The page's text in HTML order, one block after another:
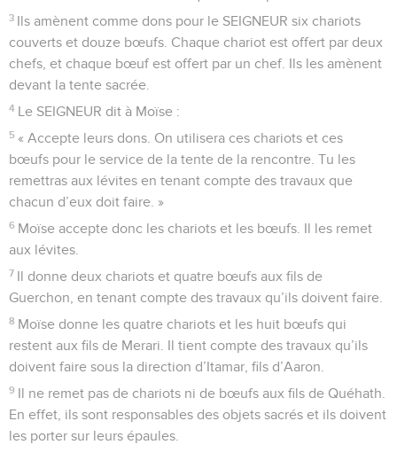
3 Ils amènent comme dons pour le SEIGNEUR six chariots
couverts et douze bœufs. Chaque chariot est offert par deux
chefs, et chaque bœuf est offert par un chef. Ils les amènent
devant la tente sacrée.
4 Le SEIGNEUR dit à Moïse :
5 « Accepte leurs dons. On utilisera ces chariots et ces
bœufs pour le service de la tente de la rencontre. Tu les
remettras aux lévites en tenant compte des travaux que
chacun d’eux doit faire. »
6 Moïse accepte donc les chariots et les bœufs. Il les remet
aux lévites.
7 Il donne deux chariots et quatre bœufs aux fils de
Guerchon, en tenant compte des travaux qu’ils doivent faire.
8 Moïse donne les quatre chariots et les huit bœufs qui
restent aux fils de Merari. Il tient compte des travaux qu’ils
doivent faire sous la direction d’Itamar, fils d’Aaron.
9 Il ne remet pas de chariots ni de bœufs aux fils de Quéhath.
En effet, ils sont responsables des objets sacrés et ils doivent
les porter sur leurs épaules.